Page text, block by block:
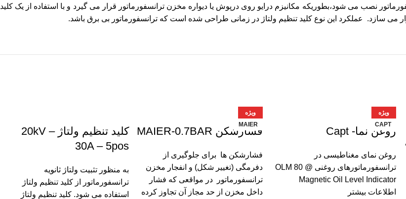
نصب می شود،بطوریکه مکانیزم درایو روی درپوش یا دیواره مخزن ترانسفورماتور قرار می گیرد و با استفاده از یک کلید
سازد. عملکرد این نوع کلید تنظیم ولتاژ در زمانی طراحی شده است که ترانسفورماتور بی برق باشد.
ویژه
CAPT
روغن نما- Capt
روغن نمای مغناطیسی در
ترانسفورماتورهای روغنی OLM 80 @
Magnetic Oil Level Indicator
اطلاعات بیشتر
ویژه
MAIER
فشارشکن MAIER-0.7BAR
فشارشکن ­ها برای جلوگیری از
دفرمگی (تغییر شکل) و انفجار مخزن
ترانسفورماتور در مواقعی که فشار
داخل مخزن از حد مجاز آن تجاوز کرده
کلید تنظیم ولتاژ 20kV –
30A – 5pos
به منظور تثبیت ولتاژ ثانویه
ترانسفورماتور از کلید تنظیم ولتاژ
استفاده می شود. کلید تنظیم ولتاژ